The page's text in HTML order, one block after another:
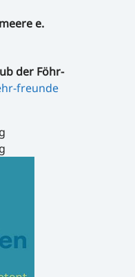
e.
der Föhr-
freunde